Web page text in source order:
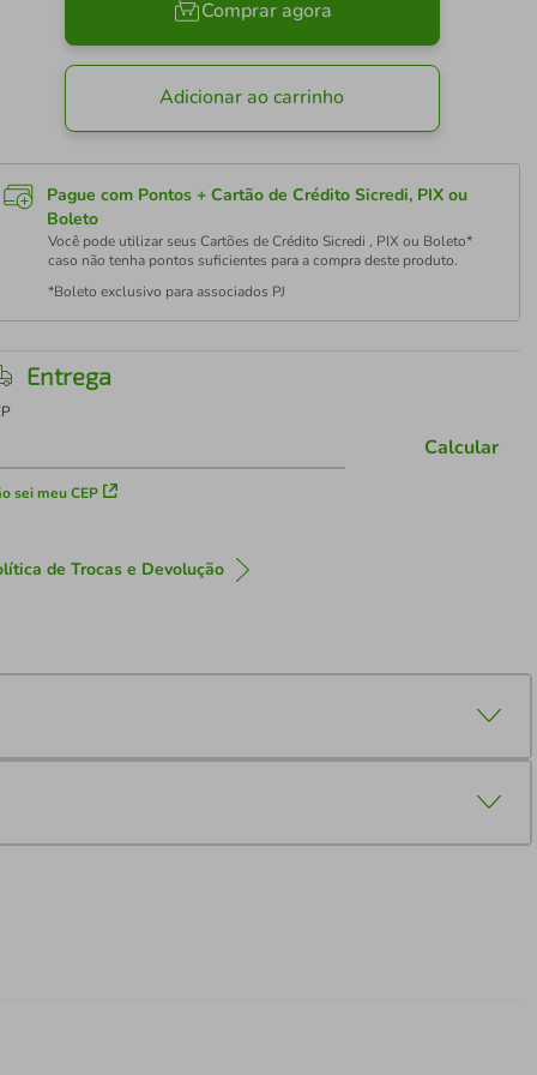
Comprar agora
Adicionar ao carrinho
Pague com Pontos + Cartão de Crédito Sicredi, PIX ou
Boleto
Você pode utilizar seus Cartões de Crédito Sicredi , PIX ou Boleto*
caso não tenha pontos suficientes para a compra deste produto.
*Boleto exclusivo para associados PJ
Entrega
sei meu CEP
Calcular
de Trocas e Devolução